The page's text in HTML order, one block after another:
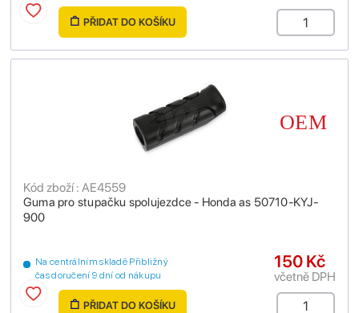
PŘIDAT DO KOŠÍKU
Guma pro stupačku spolujezdce - Honda as 50710-KYJ-
900
Kód zboží : AE4559
Na centrálním skladě Přibližný
čas doručení 9 dní od nákupu
150 Kč
včetně DPH
PŘIDAT DO KOŠÍKU